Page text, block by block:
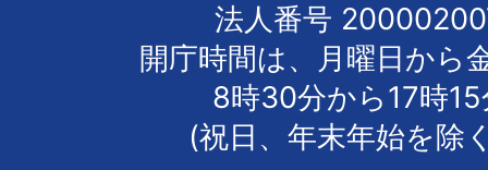
法人番号
開庁時間は、月曜日から
8時30分から17時
(祝日、年末年始を除